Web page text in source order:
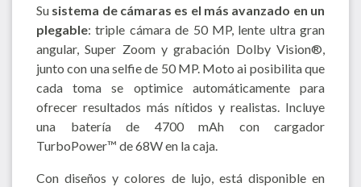
Su sistema de cámaras es el más avanzado en un
plegable: triple cámara de 50 MP, lente ultra gran
angular, Super Zoom y grabación Dolby Vision®,
junto con una selfie de 50 MP. Moto ai posibilita que
cada toma se optimice automáticamente para
ofrecer resultados más nítidos y realistas. Incluye
una batería de 4700 mAh con cargador
TurboPower™ de 68W en la caja.
Con diseños y colores de lujo, está disponible en